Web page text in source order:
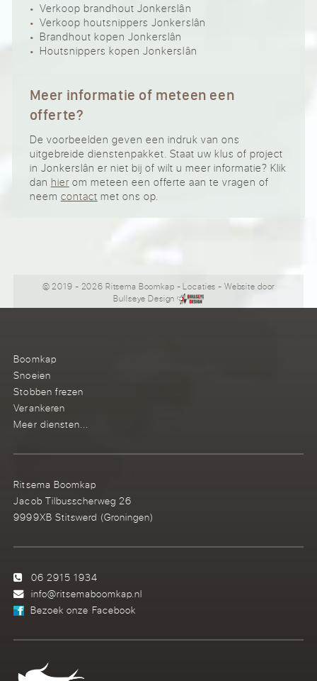
Verkoop brandhout Jonkerslân
Verkoop houtsnippers Jonkerslân
Brandhout kopen Jonkerslân
Houtsnippers kopen Jonkerslân
Meer informatie of meteen een
offerte?
De voorbeelden geven een indruk van ons
uitgebreide dienstenpakket. Staat uw klus of project
in Jonkerslân er niet bij of wilt u meer informatie? Klik
dan hierom meteen een offerte aan te vragen of
neem contact met ons op.
© 2019 - 2026 Ritsema Boomkap -Locaties - Website door
Bullseye Design
Boomkap
Snoeien
Stobben frezen
Verankeren
Meer diensten...
Ritsema Boomkap
Jacob Tilbusscherweg 26
9999XB Stitswerd (Groningen)
06 2915 1934
info@ritsemaboomkap.nl
Bezoek onze Facebook